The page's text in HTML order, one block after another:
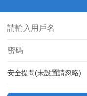
安全提問(未設置請忽略)